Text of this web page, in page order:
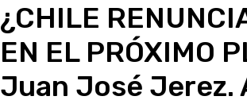
¿CHILE
EN EL PRÓXIMO
Juan José